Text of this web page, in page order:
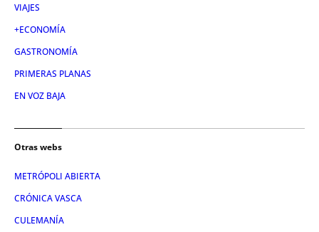
VIAJES
+ECONOMÍA
GASTRONOMÍA
PRIMERAS PLANAS
EN VOZ BAJA
Otras webs
METRÓPOLI ABIERTA
CRÓNICA VASCA
CULEMANÍA